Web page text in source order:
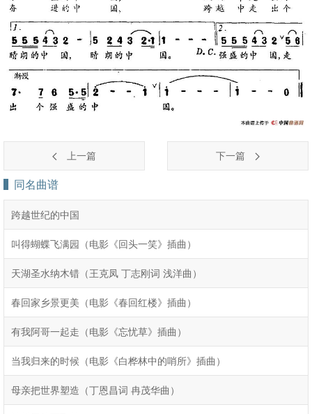
上一篇 下一篇
同名曲谱
跨越世纪的中国
叫得蝴蝶飞满园（电影《回头一笑》插曲）
天湖圣水纳木错（王克凤 丁志刚词 浅洋曲）
春回家乡景更美（电影《春回红楼》插曲）
有我阿哥一起走（电影《忘忧草》插曲）
当我归来的时候（电影《白桦林中的哨所》插曲）
母亲把世界塑造（丁恩昌词 冉茂华曲）